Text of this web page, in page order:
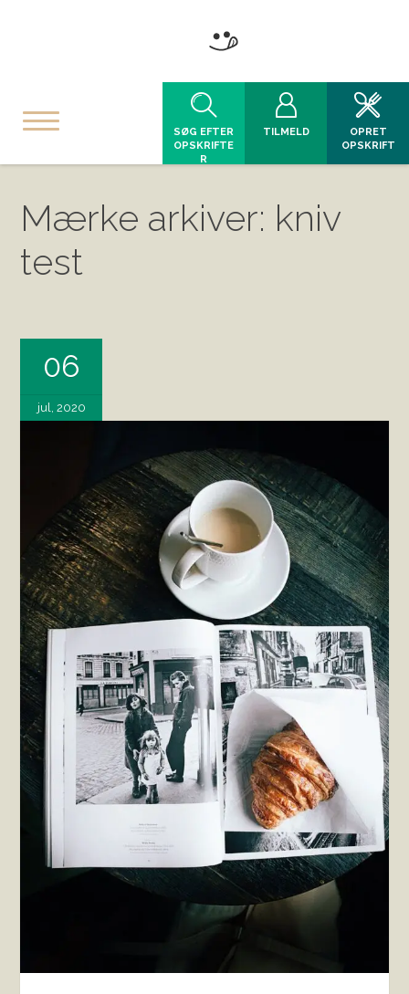
SØG EFTER
OPSKRIFTE
R
TILMELD
OPRET
OPSKRIFT
Mærke arkiver: kniv
test
06
jul, 2020